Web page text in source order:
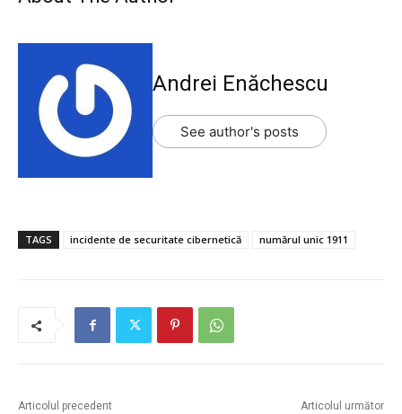
Andrei Enăchescu
See author's posts
TAGS incidente de securitate cibernetică numărul unic 1911
Articolul precedent Articolul următor